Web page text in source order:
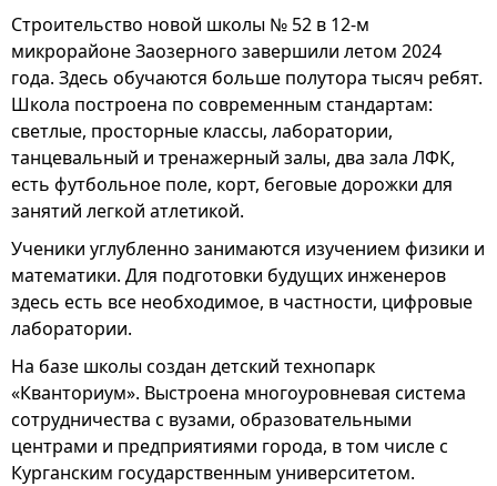
Строительство новой школы № 52 в 12-м
микрорайоне Заозерного завершили летом 2024
года. Здесь обучаются больше полутора тысяч ребят.
Школа построена по современным стандартам:
светлые, просторные классы, лаборатории,
танцевальный и тренажерный залы, два зала ЛФК,
есть футбольное поле, корт, беговые дорожки для
занятий легкой атлетикой.
Ученики углубленно занимаются изучением физики и
математики. Для подготовки будущих инженеров
здесь есть все необходимое, в частности, цифровые
лаборатории.
На базе школы создан детский технопарк
«Кванториум». Выстроена многоуровневая система
сотрудничества с вузами, образовательными
центрами и предприятиями города, в том числе с
Курганским государственным университетом.